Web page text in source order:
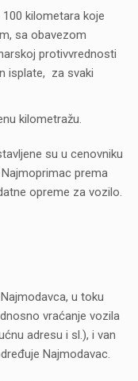
kilometara koje
sa obavezom
protivvrednosti
isplate, za svaki
kilometražu.
su u cenovniku
prema
opreme za vozilo.
u toku
vraćanje vozila
adresu i sl.), i van
Najmodavac.